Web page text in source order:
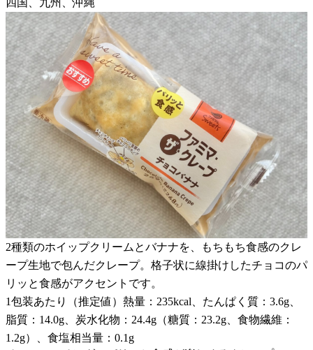
2種類のホイップクリームとバナナを、もちもち食感のクレ
ープ生地で包んだクレープ。格子状に線掛けしたチョコのパ
リッと食感がアクセントです。
1包装あたり（推定値）熱量：235kcal、たんぱく質：3.6g、
脂質：14.0g、炭水化物：24.4g（糖質：23.2g、食物繊維：
1.2g）、食塩相当量：0.1g